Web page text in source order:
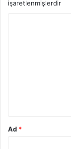
işaretlenmişlerdir
Ad *